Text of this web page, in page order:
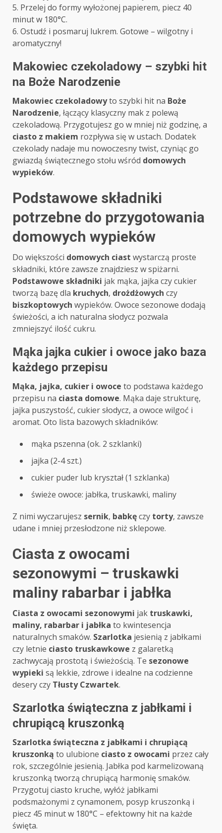
5. Przelej do formy wyłożonej papierem, piecz 40
minut w 180°C.
6. Ostudź i posmaruj lukrem. Gotowe – wilgotny i
aromatyczny!
Makowiec czekoladowy – szybki hit
na Boże Narodzenie
Makowiec czekoladowyto szybki hit na Boże
Narodzenie, łączący klasyczny mak z polewą
czekoladową. Przygotujesz go w mniej niż godzinę, a
ciasto z makiem rozpływa się w ustach. Dodatek
czekolady nadaje mu nowoczesny twist, czyniąc go
gwiazdą świątecznego stołu wśród domowych
wypieków.
Podstawowe składniki
potrzebne do przygotowania
domowych wypieków
Do większości domowych ciast wystarczą proste
składniki, które zawsze znajdziesz w spiżarni.
Podstawowe składniki jak mąka, jajka czy cukier
tworzą bazę dla kruchych, drożdżowych czy
biszkoptowych wypieków. Owoce sezonowe dodają
świeżości, a ich naturalna słodycz pozwala
zmniejszyć ilość cukru.
Mąka jajka cukier i owoce jako baza
każdego przepisu
Mąka, jajka, cukier i owoce to podstawa każdego
przepisu na ciasta domowe. Mąka daje strukturę,
jajka puszystość, cukier słodycz, a owoce wilgoć i
aromat. Oto lista bazowych składników:
mąka pszenna (ok. 2 szklanki)
jajka (2-4 szt.)
cukier puder lub kryształ (1 szklanka)
świeże owoce: jabłka, truskawki, maliny
Z nimi wyczarujesz sernik, babkęczy torty, zawsze
udane i mniej przesłodzone niż sklepowe.
Ciasta z owocami
sezonowymi – truskawki
maliny rabarbar i jabłka
Ciasta z owocami sezonowymi jak truskawki,
maliny, rabarbar i jabłka to kwintesencja
naturalnych smaków. Szarlotka jesienią z jabłkami
czy letnie ciasto truskawkowe z galaretką
zachwycają prostotą i świeżością. Te sezonowe
wypieki są lekkie, zdrowe i idealne na codzienne
desery czy Tłusty Czwartek.
Szarlotka świąteczna z jabłkami i
chrupiącą kruszonką
Szarlotka świąteczna z jabłkami i chrupiącą
kruszonką to ulubione ciasto z owocami przez cały
rok, szczególnie jesienią. Jabłka pod karmelizowaną
kruszonką tworzą chrupiącą harmonię smaków.
Przygotuj ciasto kruche, wyłóż jabłkami
podsmażonymi z cynamonem, posyp kruszonką i
piecz 45 minut w 180°C – efektowny hit na każde
święta.